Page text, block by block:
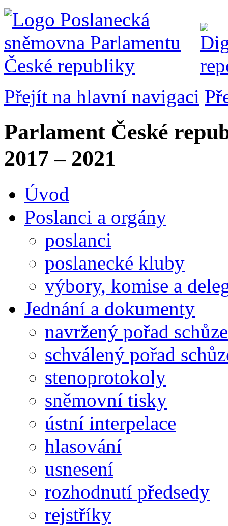
Přejít na hlavní navigaci
Parlament České
2017 – 2021
Úvod
Poslanci a orgány
poslanci
poslanecké kluby
výbory, komise a
Jednání a dokumenty
navržený pořad schůze
schválený pořad
stenoprotokoly
sněmovní tisky
ústní interpelace
hlasování
usnesení
rozhodnutí předsedy
rejstříky